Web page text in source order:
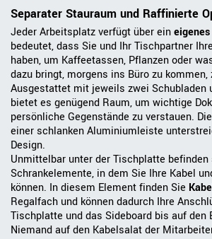
Separater Stauraum und Raffinierte
Jeder Arbeitsplatz verfügt über ein
bedeutet, dass Sie und Ihr Tischpartner
haben, um Kaffeetassen, Pflanzen oder
dazu bringt, morgens ins Büro zu kommen,
Ausgestattet mit jeweils zwei Schubladen
bietet es genügend Raum, um wichtige
persönliche Gegenstände zu verstauen. Die
einer schlanken Aluminiumleiste
Design.
Unmittelbar unter der Tischplatte
Schrankelemente, in dem Sie Ihre Kabel
können. In diesem Element finden Sie
Regalfach und können dadurch Ihre
Tischplatte und das Sideboard bis auf den
Niemand auf den Kabelsalat der